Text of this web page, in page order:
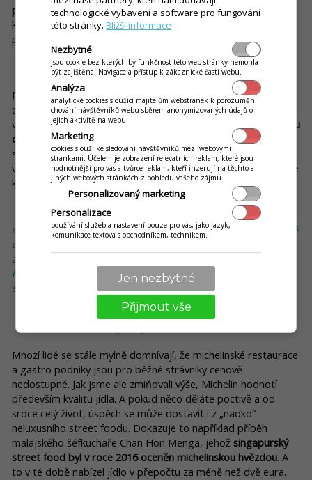
provádějí po zhruba 18 měsících opětovné kontroly.Pokud se
kvalita jídla sníží, bude snížen i počet udělených hvězd,
přičemž hvězdy mohou být odebrány také úplně.
Ocenění, které může svazovat ruce
Napříč celým světem je známo několik případů, kdy se
oceněné restaurace rozhodly michelinské hvězdy dobrovolně
vrátit. Takové prestižní vyznamenání s sebou totiž nese
velkou
dávku odpovědnosti a očekávání
, což může být do jisté míry
svazující. Michelinská restaurace musí například počítat s
větším návalem hostů, kteří budou přirozeně očekávat vysoce
kvalitní jídlo.
Věděli jste, ženěkteří špičkoví gastronomové vnímají
michelinské hvězdy jako to nejcennější, čeho mohou v životě
dosáhnout? V souvislosti s tím nemůže upadnout v
zapomnění smutný příběh šéfkuchaře Bernarda Loiseaua,
který ze strachu, že přijde o své michelinské hvězdy, spáchal
sebevraždu.
Michelinská restaurace nemusí křičet luxusem a
Mnozí lidé se stále mylně domnívají, že michelinské restaurace
a gastro podniky jsou pro běžné strávníky cenově
nedostupné. Jak jsme ale zmiňovali výše, Michelin hodnotí
především kvalitu jídla. A pokud něco děláte poctivě a od
srdce celý život, úspěch se může dostavit i z „naoko“
neluxusního street foodu. Dokazuje to například příběh
malajského šéfkuchaře Chan Hon Menga, jehož singapurský
street food byl v roce 2016 oceněn michelinskou hvězdou. A
to v té době nabízel jídlo v přepočtu za méně než dvě eura.
technologické vybavení a software pro fungování
této stránky.Bližší informace
Nezbytné
jsou cookie bez kterých by funkčnost této web stránky nemohla
být zajištěna. Navigace a přístup k zákaznické části webu.
Analýza
analytické cookies sloužící majitelům webstránek k porozumění
chování návštěvníků webu sběrem anonymizovaných údajů o
jejich aktivitě na webu.
Marketing
cookies slouží ke sledování návštěvníků mezi webovými
stránkami. Účelem je zobrazení relevatních reklam, které jsou
hodnotnější pro vás a tvůrce reklam, kteří inzerují na těchto a
jiných webových stránkách z pohledu vašeho zájmu.
Personalizovaný marketing
Personalizace
používání služeb a nastavení pouze pro vás, jako jazyk,
komunikace textová s obchodníkem, technikem.
Jen nezbytné
Přijmout vše